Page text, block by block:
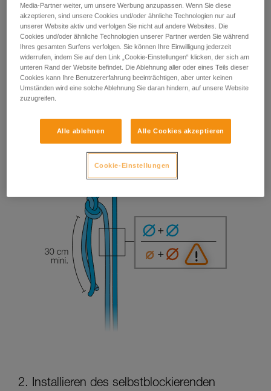
2. Installieren des selbstblockierenden
Media-Partner weiter, um unsere Werbung anzupassen. Wenn Sie diese
akzeptieren, sind unsere Cookies und/oder ähnliche Technologien nur auf
unserer Website aktiv und verfolgen Sie nicht auf andere Websites. Die
Cookies und/oder ähnliche Technologien unserer Partner werden Sie während
Ihres gesamten Surfens verfolgen. Sie können Ihre Einwilligung jederzeit
widerrufen, indem Sie auf den Link „Cookie-Einstellungen“ klicken, der sich am
unteren Rand der Website befindet. Die Ablehnung aller oder eines Teils dieser
Cookies kann Ihre Benutzererfahrung beeinträchtigen, aber unter keinen
Umständen wird eine solche Ablehnung Sie daran hindern, auf unsere Website
zuzugreifen.
Alle ablehnen Alle Cookies akzeptieren
Cookie-Einstellungen